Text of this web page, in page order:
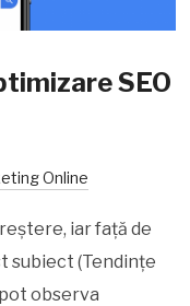
SEO
Online
iar față de
subiect (Tendințe
observa